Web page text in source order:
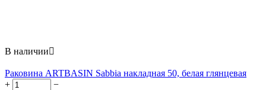
В наличии
Раковина ARTBASIN Sabbia накладная 50, белая глянцевая
+
−